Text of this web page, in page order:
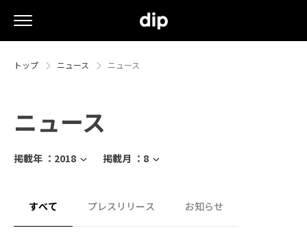
トップ ニュース ニュース
ニュース
掲載年 ： 2018 掲載月 ： 8
すべて プレスリリース お知らせ